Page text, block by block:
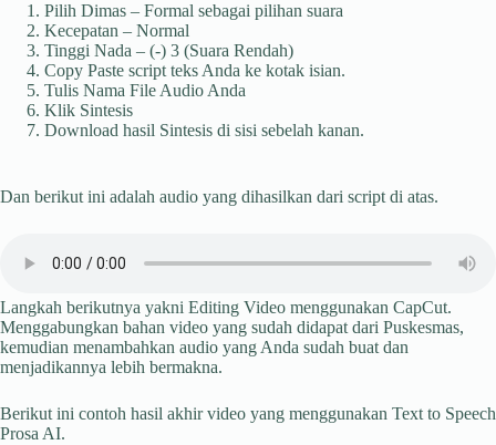
Pilih Dimas – Formal sebagai pilihan suara
Kecepatan – Normal
Tinggi Nada – (-) 3 (Suara Rendah)
Copy Paste script teks Anda ke kotak isian.
Tulis Nama File Audio Anda
Klik Sintesis
Download hasil Sintesis di sisi sebelah kanan.
Dan berikut ini adalah audio yang dihasilkan dari script di atas.
Langkah berikutnya yakni Editing Video menggunakan CapCut.
Menggabungkan bahan video yang sudah didapat dari Puskesmas,
kemudian menambahkan audio yang Anda sudah buat dan
menjadikannya lebih bermakna.
Berikut ini contoh hasil akhir video yang menggunakan Text to Speech
Prosa AI.